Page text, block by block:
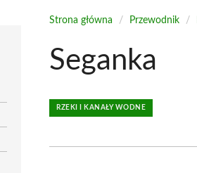
Strona główna / Przewodnik /
Seganka
RZEKI I KANAŁY WODNE